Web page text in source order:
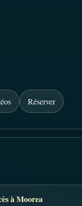
Réserver
à Moorea